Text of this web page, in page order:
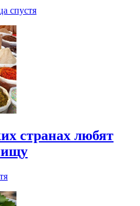
спустя
странах любят